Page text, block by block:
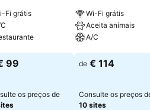
Fi grátis
99
os preços de
Wi-Fi grátis
Aceita animais
A/C
Ver preços
de € 114
Consulte os preços
10 sites